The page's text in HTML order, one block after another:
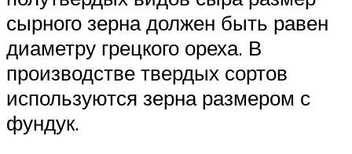
сырного зерна должен быть равен
диаметру грецкого ореха. В
производстве твердых сортов
используются зерна размером с
фундук.